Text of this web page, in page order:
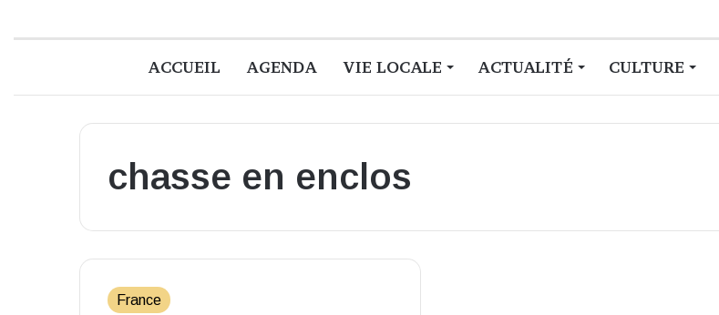
ACCUEIL AGENDA VIE LOCALE ACTUALITÉ CULTURE
chasse en enclos
France